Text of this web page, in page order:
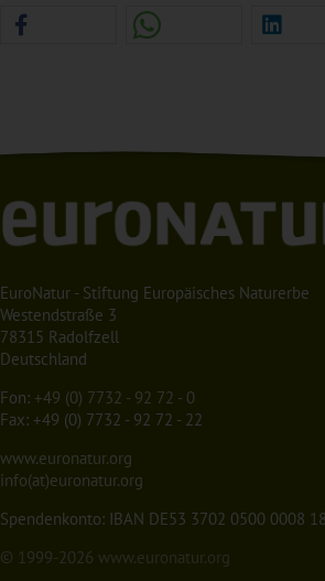
EuroNatur - Stiftung Europäisches Naturerbe
Westendstraße 3
78315 Radolfzell
Deutschland
Fon: +49 (0) 7732 - 92 72 - 0
Fax: +49 (0) 7732 - 92 72 - 22
www.euronatur.org
info(at)euronatur.org
Spendenkonto: IBAN DE53 3702 0500 0008
© 1999-2026 www.euronatur.org